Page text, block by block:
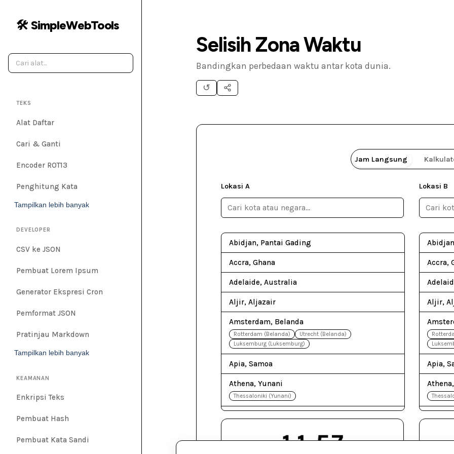
🛠️ SimpleWebTools
TEKS
Alat Daftar
Cari & Ganti
Encoder ROT13
Penghitung Kata
Tampilkan lebih banyak
DEVELOPER
CSV ke JSON
Pembuat Lorem Ipsum
Generator Ekspresi Cron
Pemformat JSON
Pratinjau Markdown
Tampilkan lebih banyak
KEAMANAN
Enkripsi Teks
Pembuat Hash
Pembuat Kata Sandi
Selisih Zona Waktu
Bandingkan perbedaan waktu antar kota dunia.
↺
Jam Langsung
Lokasi A
Abidjan, Pantai Gading
Accra, Ghana
Adelaide, Australia
Aljir, Aljazair
Amsterdam, Belanda
Rotterdam (Belanda)
Utrecht (Belanda)
Luksemburg (Luksemburg)
Apia, Samoa
Athena, Yunani
Thessaloniki (Yunani)
11:57
Lokasi B
Accra,
Aljir,
Apia,